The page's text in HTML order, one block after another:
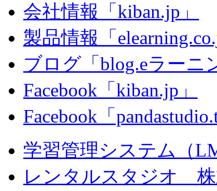
会社情報「kiban.jp」
製品情報「
ブログ「blog.eラーニ
Facebook「kiban.jp」
Facebook「
学習管理システム（
レンタルスタジオ 株